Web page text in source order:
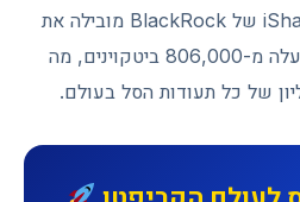
iShares Bitcoin Trust (IBIT) של BlackRock מובילה את
המגמה עם החזקות של למעלה מ-806,000 ביטקוינים, מה
של כל תעודות הסל בעולם.